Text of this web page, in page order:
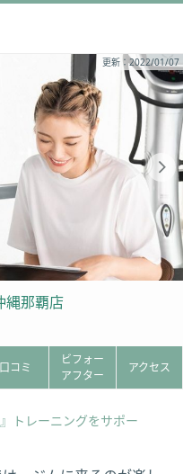
更新：2022/01/07
那覇店
口コミ
ビフォー
アフター
アクセス
トレーニングをサポー